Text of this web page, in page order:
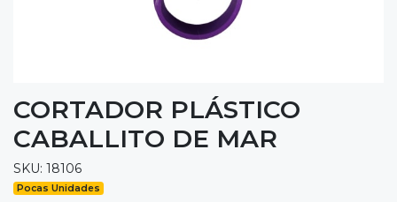
CORTADOR PLÁSTICO
CABALLITO DE MAR
SKU: 18106
Pocas Unidades